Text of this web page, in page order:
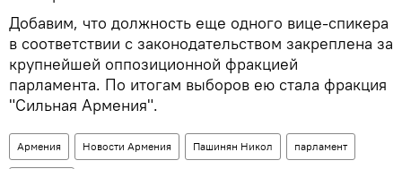
Добавим, что должность еще одного вице-спикера
в соответствии с законодательством закреплена за
крупнейшей оппозиционной фракцией
парламента. По итогам выборов ею стала фракция
"Сильная Армения".
Армения Новости Армения Пашинян Никол парламент